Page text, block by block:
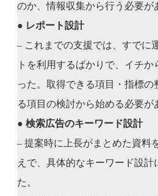
のか、情報収集から行う必要が
● レポート設計
– これまでの支援では、すでに
トを利用するばかりで、イチ
った。取得できる項目・指標の
る項目の検討から始める必要が
● 検索広告のキーワード設計
– 提案時に上長がまとめた資料
えで、具体的なキーワード設計
た。